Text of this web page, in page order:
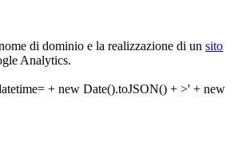
di dominio e la realizzazione di un sito
Analytics.